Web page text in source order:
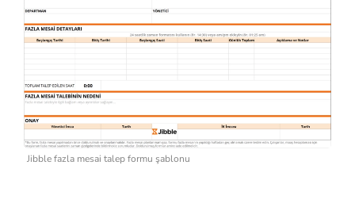
Jibble fazla mesai talep formu şablonu